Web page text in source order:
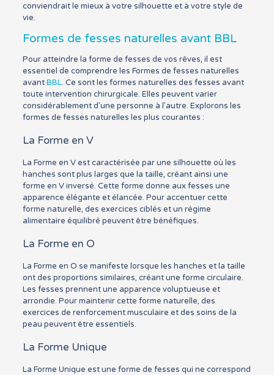
conviendrait le mieux à votre silhouette et à votre style de
vie.
Formes de fesses naturelles avant BBL
Pour atteindre la forme de fesses de vos rêves, il est
essentiel de comprendre les Formes de fesses naturelles
avantBBL. Ce sont les formes naturelles des fesses avant
toute intervention chirurgicale. Elles peuvent varier
considérablement d’une personne à l’autre. Explorons les
formes de fesses naturelles les plus courantes :
La Forme en V
La Forme en V est caractérisée par une silhouette où les
hanches sont plus larges que la taille, créant ainsi une
forme en V inversé. Cette forme donne aux fesses une
apparence élégante et élancée. Pour accentuer cette
forme naturelle, des exercices ciblés et un régime
alimentaire équilibré peuvent être bénéfiques.
La Forme en O
La Forme en O se manifeste lorsque les hanches et la taille
ont des proportions similaires, créant une forme circulaire.
Les fesses prennent une apparence voluptueuse et
arrondie. Pour maintenir cette forme naturelle, des
exercices de renforcement musculaire et des soins de la
peau peuvent être essentiels.
La Forme Unique
La Forme Unique est une forme de fesses qui ne correspond